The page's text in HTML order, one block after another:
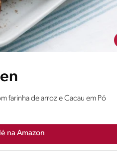
farinha de arroz e Cacau em Pó
na Amazon